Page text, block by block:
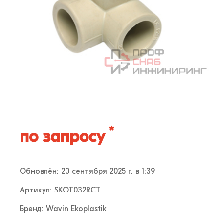
по запросу *
Обновлён: 20 сентября 2025 г. в 1:39
Артикул: SKOT032RCT
Бренд: Wavin Ekoplastik